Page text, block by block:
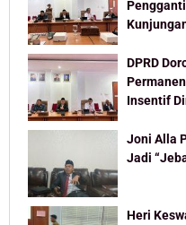
DPRD
Insentif
Joni Alla
Jadi
Heri